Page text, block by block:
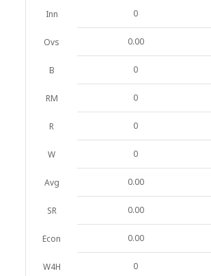
Inn
Ovs
B
RM
R
W
Avg
SR
Econ
W4H
0
0.00
0
0
0
0
0.00
0.00
0.00
0